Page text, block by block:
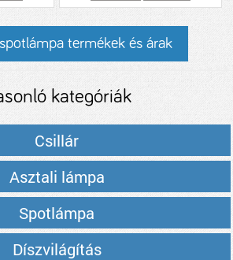
termékek és árak
kategóriák
Csillár
Asztali lámpa
Spotlámpa
Díszvilágítás